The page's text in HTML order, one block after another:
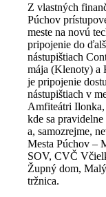
Z vlastných
Púchov
meste na novú
pripojenie do
nástupištiach
mája (Klenoty) a
je pripojenie
nástupištiach v
Amfiteátri
kde sa
a, samozrejme,
Mesta Púchov –
SOV, CVČ
Župný dom,
tržnica.